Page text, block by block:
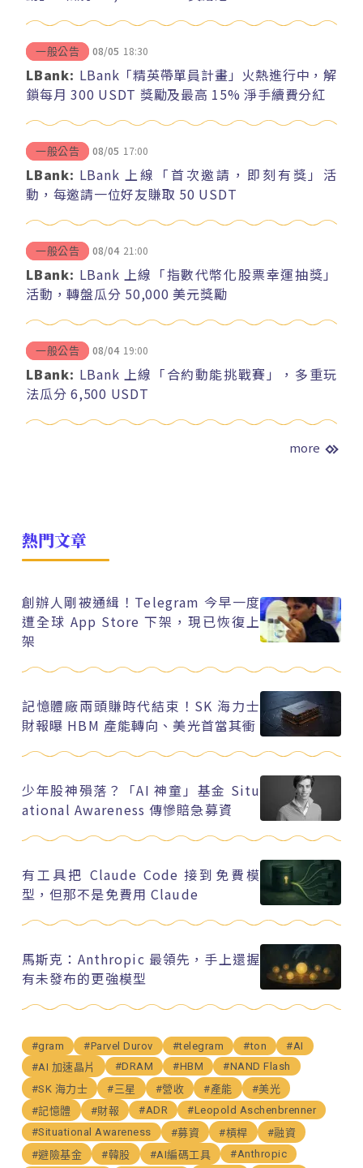
一般公告 08/05 18:30
LBank: LBank「精英帶單員計畫」火熱進行中，解
鎖每月 300 USDT 獎勵及最高 15% 淨手續費分紅
一般公告 08/05 17:00
LBank: LBank 上線「首次邀請，即刻有獎」活
動，每邀請一位好友賺取 50 USDT
一般公告 08/04 21:00
LBank: LBank 上線「指數代幣化股票幸運抽獎」
活動，轉盤瓜分 50,000 美元獎勵
一般公告 08/04 19:00
LBank: LBank 上線「合約動能挑戰賽」，多重玩
法瓜分 6,500 USDT
more
熱門文章
創辦人剛被通緝！Telegram 今早一度
遭全球 App Store 下架，現已恢復上
架
記憶體廠兩頭賺時代結束！SK 海力士
財報曝 HBM 產能轉向、美光首當其衝
少年股神殞落？「AI 神童」基金 Situ
ational Awareness 傳慘賠急募資
有工具把 Claude Code 接到免費模
型，但那不是免費用 Claude
馬斯克：Anthropic 最領先，手上還握
有未發布的更強模型
#gram #Parvel Durov #telegram #ton
#AI
#AI 加速晶片
#DRAM #HBM
#NAND Flash
#SK 海力士
#三星 #營收 #產能
#美光
#記憶體
#財報 #ADR
#Leopold Aschenbrenner
#Situational Awareness
#募資 #槓桿
#融資
#避險基金
#韓股 #AI編碼工具
#Anthropic